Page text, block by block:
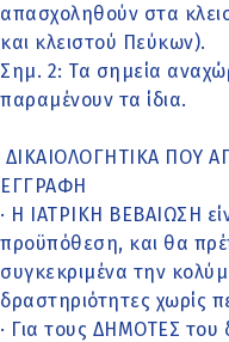
απασχοληθούν στα
και κλειστού Πεύκων).
Σημ. 2: Τα σημεία
παραμένουν τα ίδια.
ΔΙΚΑΙΟΛΟΓΗΤΙΚΑ ΠΟΥ
ΕΓΓΡΑΦΗ
· Η ΙΑΤΡΙΚΗ ΒΕΒΑΙΩΣΗ
προϋπόθεση, και θα
συγκεκριμένα την
δραστηριότητες χωρίς
· Για τους ΔΗΜΟΤΕΣ